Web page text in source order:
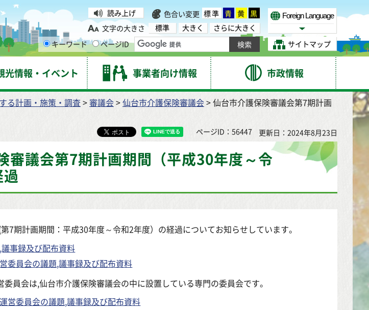
読み上げ 色合い変更 標準 青 黄 黒
文字の大きさ
標準 大きく
さらに大きく
キーワード
ページID
Foreign Language
Select Language
サイトマップ
光情報・イベント 事業者向け情報 市政情報
る計画・施策・調査>審議会>仙台市介護保険審議会> 仙台市介護保険審議会第7期計画
ページID：56447 更新日：2024年8月23日
審議会第7期計画期間（平成30年度～令
7期計画期間：平成30年度～令和2年度）の経過についてお知らせしています。
事録及び配布資料
委員会の議題,議事録及び配布資料
会は,仙台市介護保険審議会の中に設置している専門の委員会です。
営委員会の議題,議事録及び配布資料